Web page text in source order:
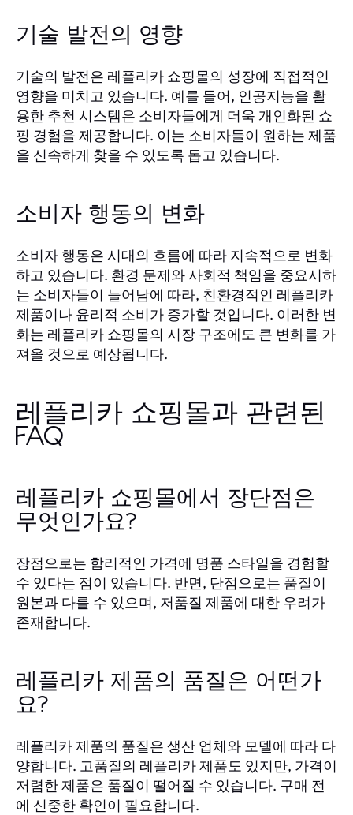
기술 발전의 영향
기술의 발전은 레플리카 쇼핑몰의 성장에 직접적인
영향을 미치고 있습니다. 예를 들어, 인공지능을 활
용한 추천 시스템은 소비자들에게 더욱 개인화된 쇼
핑 경험을 제공합니다. 이는 소비자들이 원하는 제품
을 신속하게 찾을 수 있도록 돕고 있습니다.
소비자 행동의 변화
소비자 행동은 시대의 흐름에 따라 지속적으로 변화
하고 있습니다. 환경 문제와 사회적 책임을 중요시하
는 소비자들이 늘어남에 따라, 친환경적인 레플리카
제품이나 윤리적 소비가 증가할 것입니다. 이러한 변
화는 레플리카 쇼핑몰의 시장 구조에도 큰 변화를 가
져올 것으로 예상됩니다.
레플리카 쇼핑몰과 관련된
FAQ
레플리카 쇼핑몰에서 장단점은
무엇인가요?
장점으로는 합리적인 가격에 명품 스타일을 경험할
수 있다는 점이 있습니다. 반면, 단점으로는 품질이
원본과 다를 수 있으며, 저품질 제품에 대한 우려가
존재합니다.
레플리카 제품의 품질은 어떤가
요?
레플리카 제품의 품질은 생산 업체와 모델에 따라 다
양합니다. 고품질의 레플리카 제품도 있지만, 가격이
저렴한 제품은 품질이 떨어질 수 있습니다. 구매 전
에 신중한 확인이 필요합니다.